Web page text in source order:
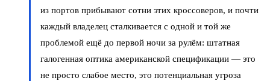
из портов прибывают сотни этих кроссоверов, и почти
каждый владелец сталкивается с одной и той же
проблемой ещё до первой ночи за рулём: штатная
галогенная оптика американской спецификации — это
не просто слабое место, это потенциальная угроза